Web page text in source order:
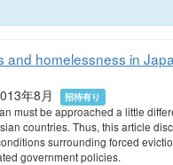
and homelessness in
年8月
招待有り
must be approached a little
countries. Thus, this article
surrounding forced
government policies.